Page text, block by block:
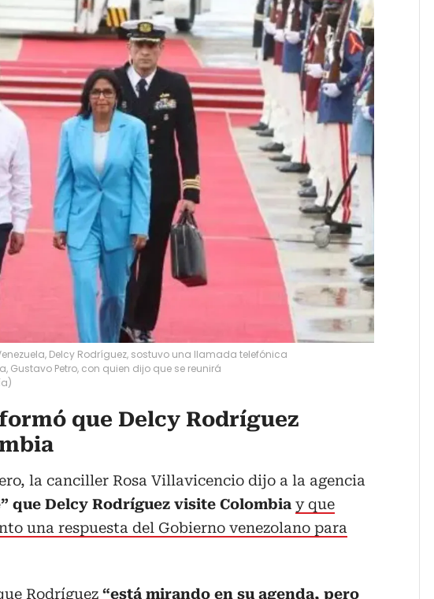
Delcy Rodríguez, sostuvo una llamada telefónica
Gustavo Petro, con quien dijo que se reunirá
que Delcy Rodríguez
la canciller Rosa Villavicencio dijo a la agencia
que Delcy Rodríguez visite Colombia y que
una respuesta del Gobierno venezolano para
Rodríguez “está mirando en su agenda, pero